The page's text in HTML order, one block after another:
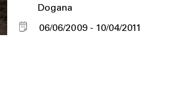
Dogana
06/06/2009
10/04/2011